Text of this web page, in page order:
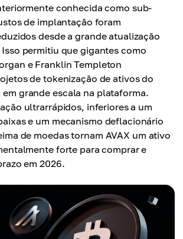
conhecida como sub-
de implantação foram
desde a grande atualização
permitiu que gigantes como
e Franklin Templeton
de tokenização de ativos do
em grande escala na plataforma.
ultrarrápidos, inferiores a um
e um mecanismo deflacionário
de moedas tornam AVAX um ativo
forte para comprar e
em 2026.